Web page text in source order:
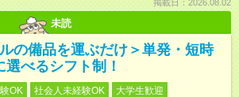
掲載日：2026.08.02
未読
の備品を運ぶだけ＞単発・短時
べるシフト制！
OK 社会人未経験OK
大学生歓迎